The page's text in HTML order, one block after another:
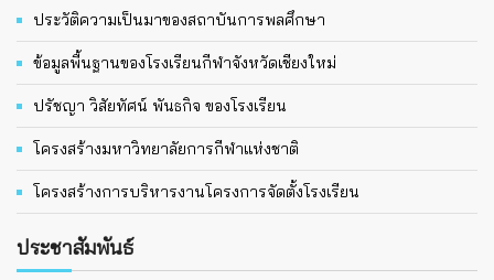
ประวัติความเป็นมาของสถาบันการพลศึกษา
ข้อมูลพื้นฐานของโรงเรียนกีฬาจังหวัดเชียงใหม่
ปรัชญา วิสัยทัศน์ พันธกิจ ของโรงเรียน
โครงสร้างมหาวิทยาลัยการกีฬาแห่งชาติ
โครงสร้างการบริหารงานโครงการจัดตั้งโรงเรียน
ประชาสัมพันธ์